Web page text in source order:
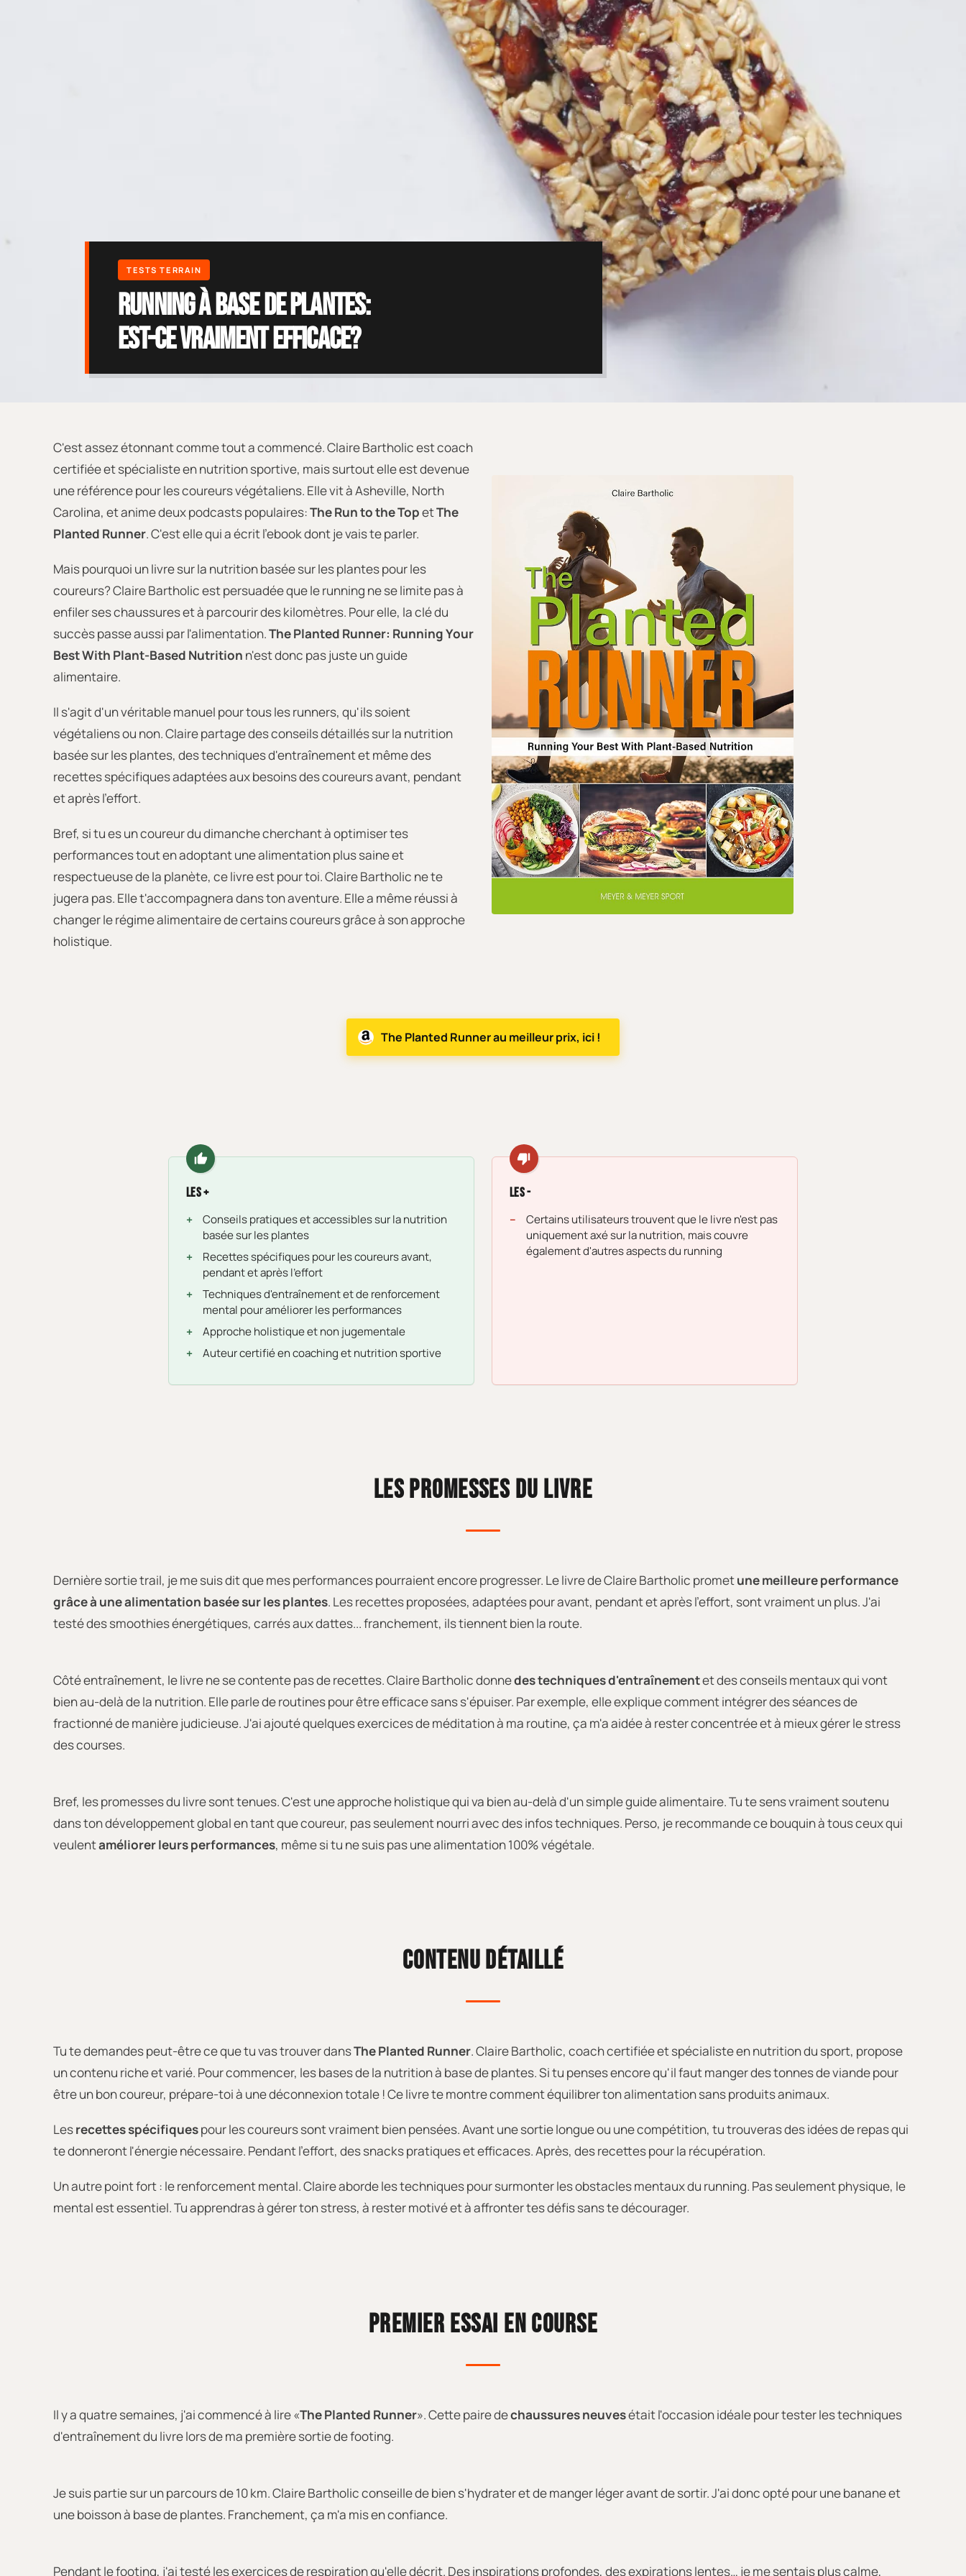
Running à base de plantes:
est-ce vraiment efficace?
C'est assez étonnant comme tout a commencé. Claire Bartholic est coach
certifiée et spécialiste en nutrition sportive, mais surtout elle est devenue
une référence pour les coureurs végétaliens. Elle vit à Asheville, North
Carolina, et anime deux podcasts populaires:The Run to the TopetThe
Planted Runner. C'est elle qui a écrit l'ebook dont je vais te parler.
Mais pourquoi un livre sur la nutrition basée sur les plantes pour les
coureurs? Claire Bartholic est persuadée que le running ne se limite pas à
enfiler ses chaussures et à parcourir des kilomètres. Pour elle, la clé du
succès passe aussi par l'alimentation.The Planted Runner: Running Your
Best With Plant-Based Nutrition n'est donc pas juste un guide
alimentaire.
Il s'agit d'un véritable manuel pour tous les runners, qu'ils soient
végétaliens ou non. Claire partage des conseils détaillés sur la nutrition
basée sur les plantes, des techniques d'entraînement et même des
recettes spécifiques adaptées aux besoins des coureurs avant, pendant
et après l'effort.
Bref, si tu es un coureur du dimanche cherchant à optimiser tes
performances tout en adoptant une alimentation plus saine et
respectueuse de la planète, ce livre est pour toi. Claire Bartholic ne te
jugera pas. Elle t'accompagnera dans ton aventure. Elle a même réussi à
changer le régime alimentaire de certains coureurs grâce à son approche
holistique.
The Planted Runner au meilleur prix, ici !
Les +
Conseils pratiques et accessibles sur la nutrition
basée sur les plantes
Recettes spécifiques pour les coureurs avant,
pendant et après l'effort
Techniques d'entraînement et de renforcement
mental pour améliorer les performances
Approche holistique et non jugementale
Auteur certifié en coaching et nutrition sportive
Les -
Certains utilisateurs trouvent que le livre n'est pas
uniquement axé sur la nutrition, mais couvre
également d'autres aspects du running
LES PROMESSES DU LIVRE
Dernière sortie trail, je me suis dit que mes performances pourraient encore progresser. Le livre de Claire Bartholic prometune meilleure performance
grâce à une alimentation basée sur les plantes. Les recettes proposées, adaptées pour avant, pendant et après l'effort, sont vraiment un plus. J'ai
testé des smoothies énergétiques, carrés aux dattes... franchement, ils tiennent bien la route.
Côté entraînement, le livre ne se contente pas de recettes. Claire Bartholic donnedes techniques d'entraînementet des conseils mentaux qui vont
bien au-delà de la nutrition. Elle parle de routines pour être efficace sans s'épuiser. Par exemple, elle explique comment intégrer des séances de
fractionné de manière judicieuse. J'ai ajouté quelques exercices de méditation à ma routine, ça m'a aidée à rester concentrée et à mieux gérer le stress
des courses.
Bref, les promesses du livre sont tenues. C'est une approche holistique qui va bien au-delà d'un simple guide alimentaire. Tu te sens vraiment soutenu
dans ton développement global en tant que coureur, pas seulement nourri avec des infos techniques. Perso, je recommande ce bouquin à tous ceux qui
veulentaméliorer leurs performances, même si tu ne suis pas une alimentation 100% végétale.
CONTENU DÉTAILLÉ
Tu te demandes peut-être ce que tu vas trouver dansThe Planted Runner. Claire Bartholic, coach certifiée et spécialiste en nutrition du sport, propose
un contenu riche et varié. Pour commencer, les bases de la nutrition à base de plantes. Si tu penses encore qu'il faut manger des tonnes de viande pour
être un bon coureur, prépare-toi à une déconnexion totale ! Ce livre te montre comment équilibrer ton alimentation sans produits animaux.
Lesrecettes spécifiquespour les coureurs sont vraiment bien pensées. Avant une sortie longue ou une compétition, tu trouveras des idées de repas qui
te donneront l'énergie nécessaire. Pendant l'effort, des snacks pratiques et efficaces. Après, des recettes pour la récupération.
Un autre point fort : le renforcement mental. Claire aborde les techniques pour surmonter les obstacles mentaux du running. Pas seulement physique, le
mental est essentiel. Tu apprendras à gérer ton stress, à rester motivé et à affronter tes défis sans te décourager.
PREMIER ESSAI EN COURSE
Il y a quatre semaines, j'ai commencé à lire «The Planted Runner». Cette paire dechaussures neuvesétait l'occasion idéale pour tester les techniques
d'entraînement du livre lors de ma première sortie de footing.
Je suis partie sur un parcours de 10 km. Claire Bartholic conseille de bien s'hydrater et de manger léger avant de sortir. J'ai donc opté pour une banane et
une boisson à base de plantes. Franchement, ça m'a mis en confiance.
Pendant le footing, j'ai testé les exercices de respiration qu'elle décrit. Des inspirations profondes, des expirations lentes… je me sentais plus calme,